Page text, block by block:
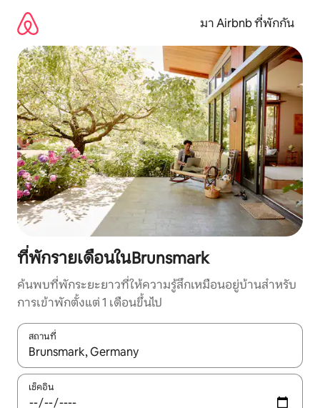
เนื้อหา
มา Airbnb ที่พักกัน
ที่พักรายเดือนในBrunsmark
ค้นพบที่พักระยะยาวที่ให้ความรู้สึกเหมือนอยู่บ้านสำหรับ
การเข้าพักตั้งแต่ 1 เดือนขึ้นไป
สถานที่
ใช้ลูกศรขึ้นลง หรือใช้การสัมผัสหรือปัด เพื่อสำรวจผลการค้นหา
เช็คอิน